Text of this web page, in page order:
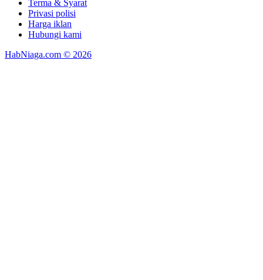
Terma & Syarat
Privasi polisi
Harga iklan
Hubungi kami
HabNiaga.com © 2026